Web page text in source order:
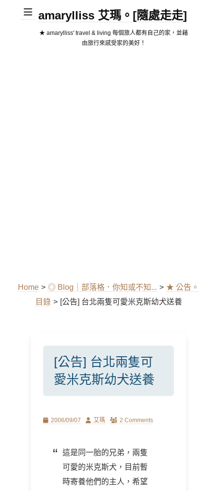
amarylliss 艾瑪。[隨處走走]
★ amarylliss' travel & living 每個旅人都有自己的家，並藉
由旅行來感受家的美好！
Home > ◎ Blog｜部落格．你知或不知... > ★ 公告。
目錄 > [公告] 台北兩隻可愛米克斯幼犬送養
[公告] 台北兩隻可
愛米克斯幼犬送養
Posted
2006/09/07 Author
艾瑪 2 Comments
這是同一胎的兄弟，兩隻
可愛的米克斯犬，目前暫
時寄養他們的主人，希望